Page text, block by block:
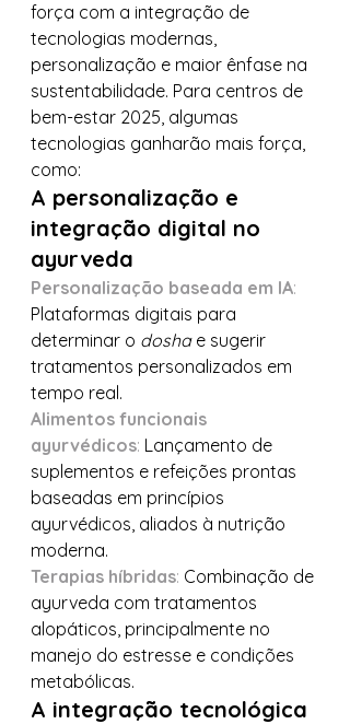
força com a integração de
tecnologias modernas,
personalização e maior ênfase na
sustentabilidade. Para centros de
bem-estar 2025, algumas
tecnologias ganharão mais força,
como:
A personalização e
integração digital no
ayurveda
Personalização baseada em IA:
Plataformas digitais para
determinar o dosha e sugerir
tratamentos personalizados em
tempo real.
Alimentos funcionais
ayurvédicos: Lançamento de
suplementos e refeições prontas
baseadas em princípios
ayurvédicos, aliados à nutrição
moderna.
Terapias híbridas: Combinação de
ayurveda com tratamentos
alopáticos, principalmente no
manejo do estresse e condições
metabólicas.
A integração tecnológica